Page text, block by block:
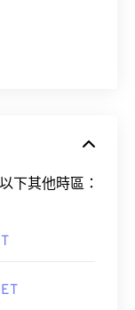
下其他時區：